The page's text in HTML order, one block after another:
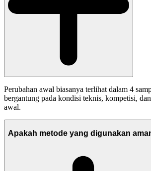
Perubahan awal biasanya terlihat dalam 4
bergantung pada kondisi teknis, kompetisi,
awal.
Apakah metode yang digunakan